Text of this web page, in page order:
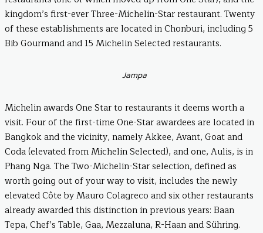
kingdom’s first-ever Three-Michelin-Star restaurant. Twenty
of these establishments are located in Chonburi, including 5
Bib Gourmand and 15 Michelin Selected restaurants.
Jampa
Michelin awards One Star to restaurants it deems worth a
visit. Four of the first-time One-Star awardees are located in
Bangkok and the vicinity, namely Akkee, Avant, Goat and
Coda (elevated from Michelin Selected), and one, Aulis, is in
Phang Nga. The Two-Michelin-Star selection, defined as
worth going out of your way to visit, includes the newly
elevated Côte by Mauro Colagreco and six other restaurants
already awarded this distinction in previous years: Baan
Tepa, Chef’s Table, Gaa, Mezzaluna, R-Haan and Sühring.